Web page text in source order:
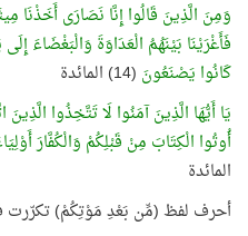
وَمِنَ الَّذِينَ قَالُوا إِنَّا نَصَارَى أَخَذْنَا
فَأَغْرَيْنَا بَيْنَهُمُ الْعَدَاوَةَ وَالْبَغْضَاءَ
كَانُوا يَصْنَعُونَ (14) المائدة
يَا أَيُّهَا الَّذِينَ آمَنُوا لَا تَتَّخِذُوا
أُوتُوا الْكِتَابَ مِنْ قَبْلِكُمْ وَالْكُفَّارَ
المائدة
أحرف لفظ (مِّن بَعْدِ مَوْتِكُمْ) تكرّرت